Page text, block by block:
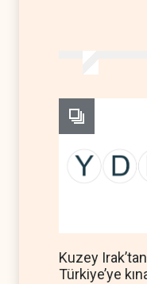
Kuzey Irak’tan
Türkiye’ye